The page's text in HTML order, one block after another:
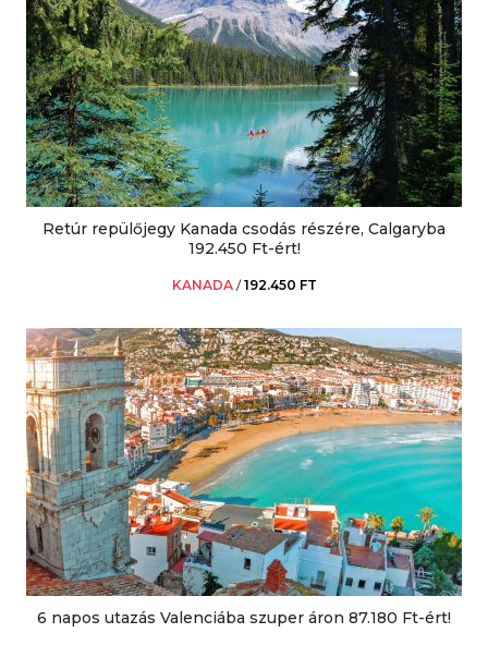
Retúr repülőjegy Kanada csodás részére, Calgaryba
192.450 Ft-ért!
KANADA /192.450 FT
6 napos utazás Valenciába szuper áron 87.180 Ft-ért!